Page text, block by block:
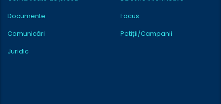
Documente
Focus
Comunicări
Petiții/Campanii
Juridic